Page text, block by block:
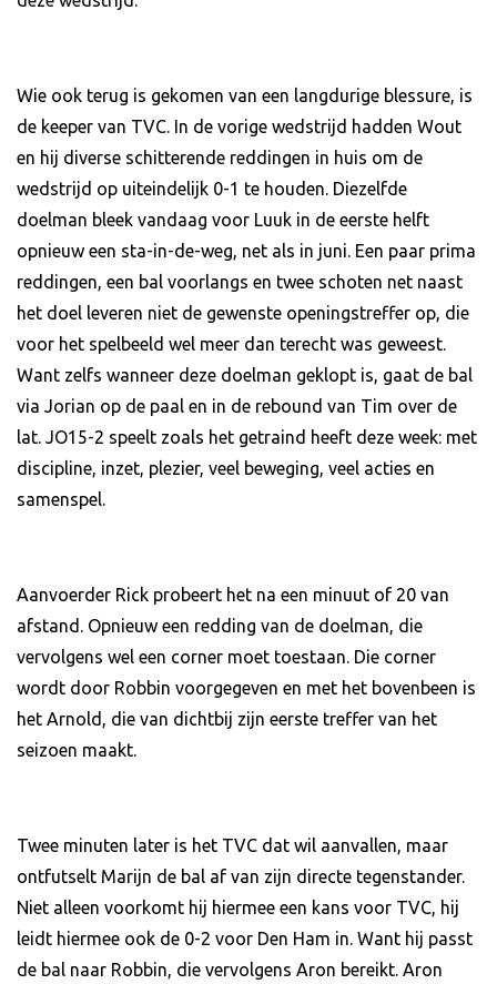
Wie ook terug is gekomen van een langdurige blessure, is
de keeper van TVC. In de vorige wedstrijd hadden Wout
en hij diverse schitterende reddingen in huis om de
wedstrijd op uiteindelijk 0-1 te houden. Diezelfde
doelman bleek vandaag voor Luuk in de eerste helft
opnieuw een sta-in-de-weg, net als in juni. Een paar prima
reddingen, een bal voorlangs en twee schoten net naast
het doel leveren niet de gewenste openingstreffer op, die
voor het spelbeeld wel meer dan terecht was geweest.
Want zelfs wanneer deze doelman geklopt is, gaat de bal
via Jorian op de paal en in de rebound van Tim over de
lat. JO15-2 speelt zoals het getraind heeft deze week: met
discipline, inzet, plezier, veel beweging, veel acties en
samenspel.
Aanvoerder Rick probeert het na een minuut of 20 van
afstand. Opnieuw een redding van de doelman, die
vervolgens wel een corner moet toestaan. Die corner
wordt door Robbin voorgegeven en met het bovenbeen is
het Arnold, die van dichtbij zijn eerste treffer van het
seizoen maakt.
Twee minuten later is het TVC dat wil aanvallen, maar
ontfutselt Marijn de bal af van zijn directe tegenstander.
Niet alleen voorkomt hij hiermee een kans voor TVC, hij
leidt hiermee ook de 0-2 voor Den Ham in. Want hij passt
de bal naar Robbin, die vervolgens Aron bereikt. Aron